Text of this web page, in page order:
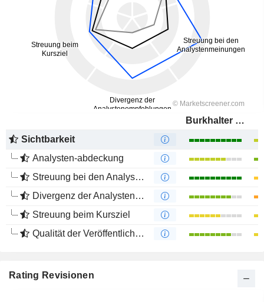
Burkhalter Holding AG
Sichtbarkeit
Analysten-abdeckung
Streuung bei den Analystenmeinungen
Divergenz der Analystenempfehlungen
Streuung beim Kursziel
Qualität der Veröffentlichungen
Rating Revisionen